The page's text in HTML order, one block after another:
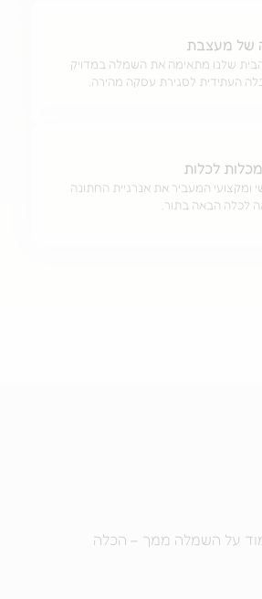
של מעצבת
שלנו מתאימה את השמלה במדויק
העתידית לסגירת עסקה מהירה.
לכלות
ומקצועי המעביר את אנרגיית החתונה
לכלה הבאה בתור.
על השמלה ממך – הכלה